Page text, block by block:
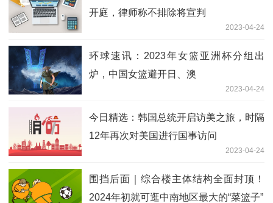
开庭，律师称不排除将宣判
2023-04-24
环球速讯：2023年女篮亚洲杯分组出
炉，中国女篮避开日、澳
2023-04-24
今日精选：韩国总统开启访美之旅，时隔
12年再次对美国进行国事访问
2023-04-24
围挡后面｜综合楼主体结构全面封顶！
2024年初就可逛中南地区最大的“菜篮子”